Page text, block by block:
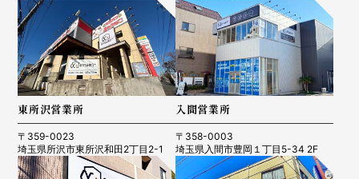
東所沢営業所
〒359-0023
埼玉県所沢市東所沢和田2丁目2-1
入間営業所
〒358-0003
埼玉県入間市豊岡１丁目5-34 2F